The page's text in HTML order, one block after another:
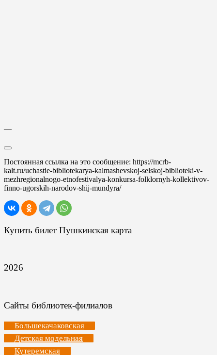
—
Постоянная ссылка на это сообщение: https://mcrb-
kalt.ru/uchastie-bibliotekarya-kalmashevskoj-selskoj-biblioteki-v-
mezhregionalnogo-etnofestivalya-konkursa-folklornyh-kollektivov-
finno-ugorskih-narodov-shij-mundyra/
Купить билет Пушкинская карта
2026
Сайты библиотек-филиалов
Большекачаковская
Детская модельная
Кутеремская